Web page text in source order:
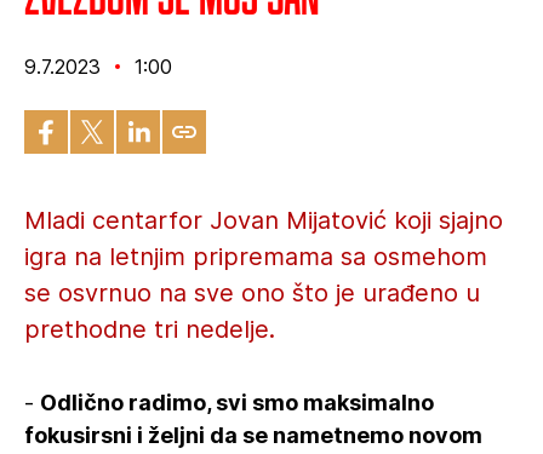
9.7.2023 1:00
Mladi centarfor Jovan Mijatović koji sjajno
igra na letnjim pripremama sa osmehom
se osvrnuo na sve ono što je urađeno u
prethodne tri nedelje.
- Odlično radimo, svi smo maksimalno
fokusirsni i željni da se nametnemo novom